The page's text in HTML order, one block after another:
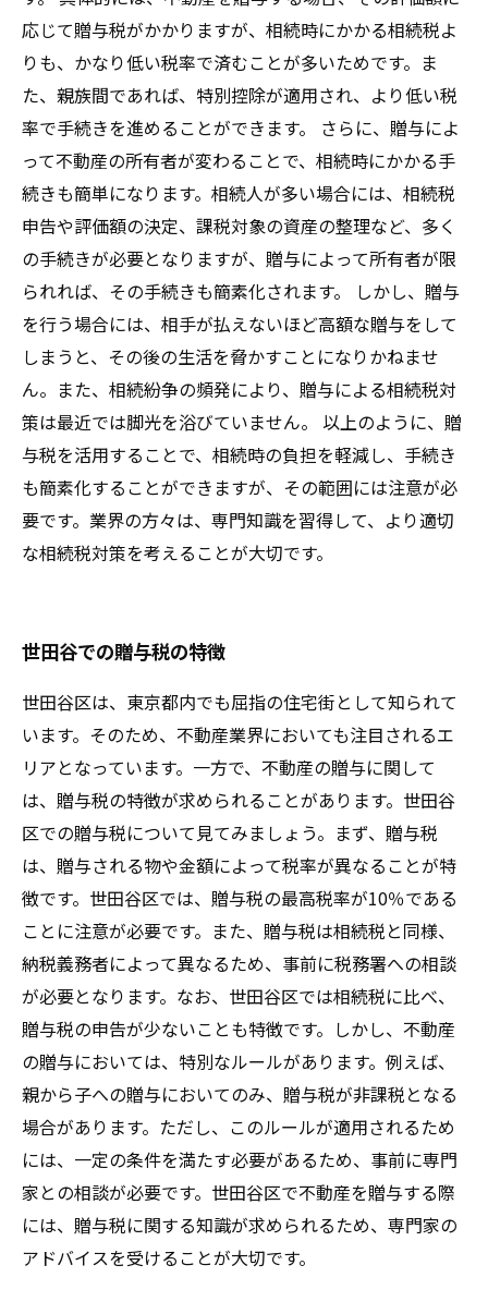
応じて贈与税がかかりますが、相続時にかかる相続税よ
りも、かなり低い税率で済むことが多いためです。ま
た、親族間であれば、特別控除が適用され、より低い税
率で手続きを進めることができます。 さらに、贈与によ
って不動産の所有者が変わることで、相続時にかかる手
続きも簡単になります。相続人が多い場合には、相続税
申告や評価額の決定、課税対象の資産の整理など、多く
の手続きが必要となりますが、贈与によって所有者が限
られれば、その手続きも簡素化されます。 しかし、贈与
を行う場合には、相手が払えないほど高額な贈与をして
しまうと、その後の生活を脅かすことになりかねませ
ん。また、相続紛争の頻発により、贈与による相続税対
策は最近では脚光を浴びていません。 以上のように、贈
与税を活用することで、相続時の負担を軽減し、手続き
も簡素化することができますが、その範囲には注意が必
要です。業界の方々は、専門知識を習得して、より適切
な相続税対策を考えることが大切です。
世田谷での贈与税の特徴
世田谷区は、東京都内でも屈指の住宅街として知られて
います。そのため、不動産業界においても注目されるエ
リアとなっています。一方で、不動産の贈与に関して
は、贈与税の特徴が求められることがあります。世田谷
区での贈与税について見てみましょう。まず、贈与税
は、贈与される物や金額によって税率が異なることが特
徴です。世田谷区では、贈与税の最高税率が10％である
ことに注意が必要です。また、贈与税は相続税と同様、
納税義務者によって異なるため、事前に税務署への相談
が必要となります。なお、世田谷区では相続税に比べ、
贈与税の申告が少ないことも特徴です。しかし、不動産
の贈与においては、特別なルールがあります。例えば、
親から子への贈与においてのみ、贈与税が非課税となる
場合があります。ただし、このルールが適用されるため
には、一定の条件を満たす必要があるため、事前に専門
家との相談が必要です。世田谷区で不動産を贈与する際
には、贈与税に関する知識が求められるため、専門家の
アドバイスを受けることが大切です。